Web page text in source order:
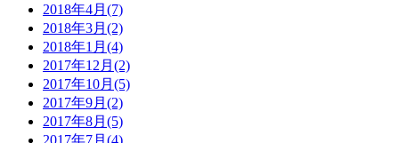
2018年4月(7)
2018年3月(2)
2018年1月(4)
2017年12月(2)
2017年10月(5)
2017年9月(2)
2017年8月(5)
2017年7月(4)